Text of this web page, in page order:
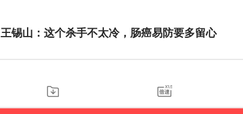
王锡山：这个杀手不太冷，肠癌易防要多留心